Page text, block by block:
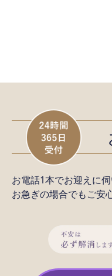
お電話1本でお迎えに伺
お急ぎの場合でもご安